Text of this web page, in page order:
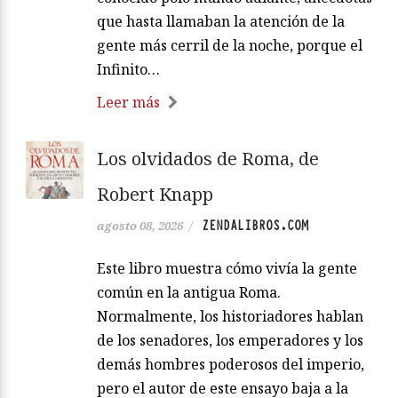
que hasta llamaban la atención de la
gente más cerril de la noche, porque el
Infinito…
Leer más
Los olvidados de Roma, de
Robert Knapp
agosto 08, 2026 / ZENDALIBROS.COM
Este libro muestra cómo vivía la gente
común en la antigua Roma.
Normalmente, los historiadores hablan
de los senadores, los emperadores y los
demás hombres poderosos del imperio,
pero el autor de este ensayo baja a la